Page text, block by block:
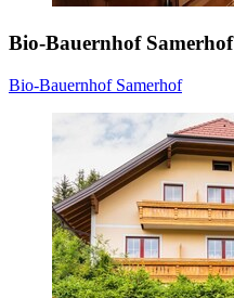
Bio-Bauernhof Samerhof
Bio-Bauernhof Samerhof